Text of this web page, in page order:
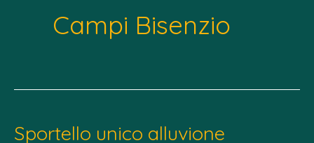
Campi Bisenzio
Sportello unico alluvione